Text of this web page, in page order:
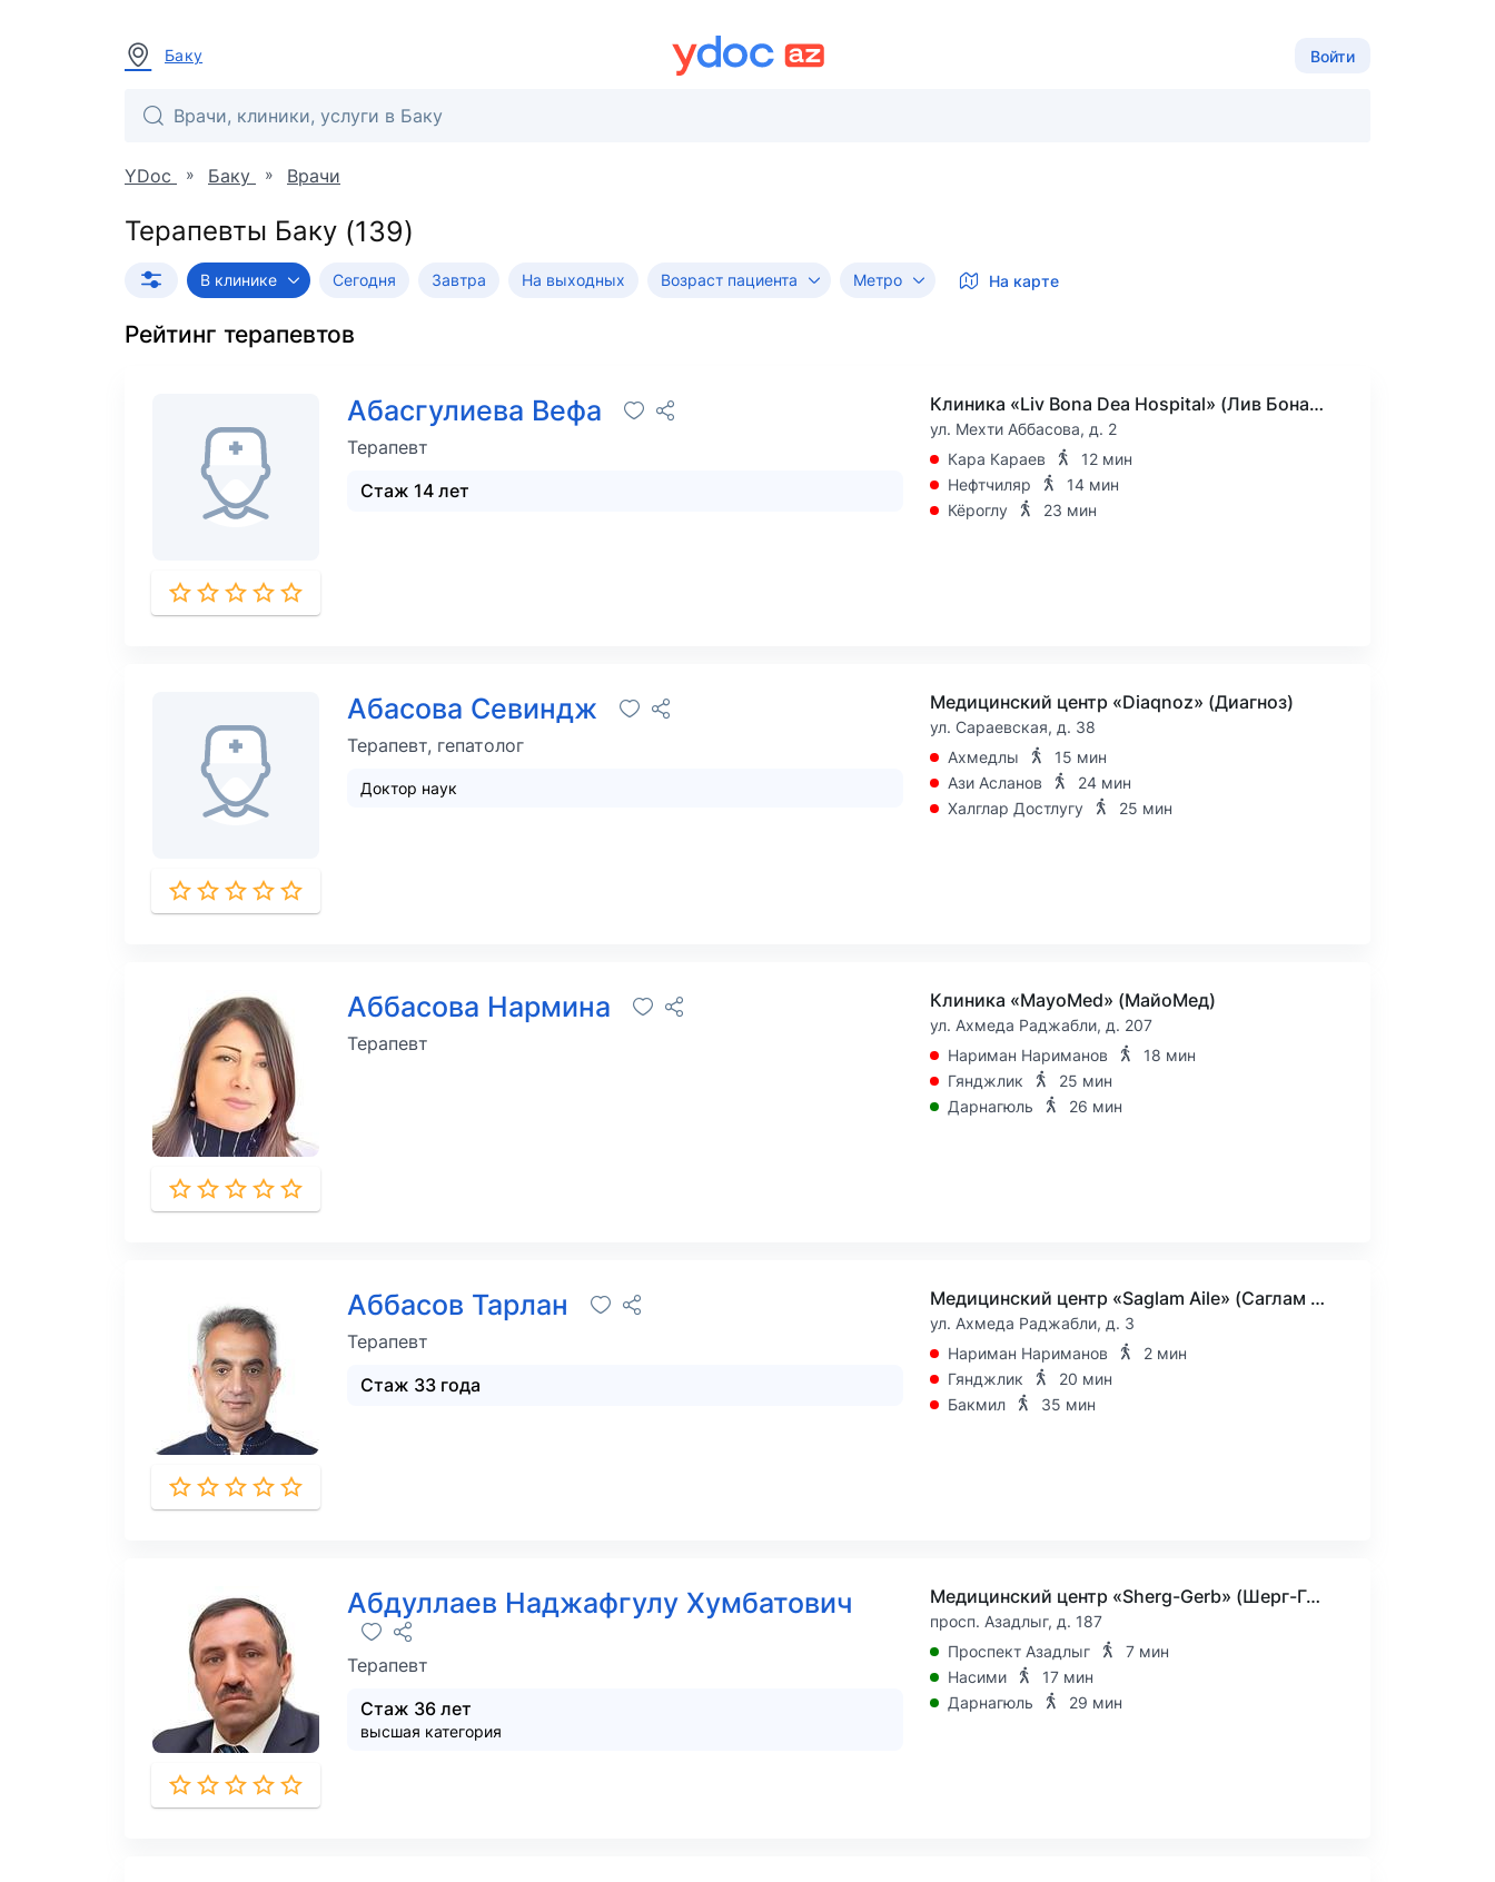
Баку Войти
YDoc » Баку » Врачи
Терапевты Баку
В клинике Сегодня Завтра На выходных Возраст пациента Метро На карте
Рейтинг терапевтов
Абасгулиева Вефа
Терапевт
Стаж 14 лет
Клиника «Liv Bona Dea Hospital» (Лив Бона Ди)
ул. Мехти Аббасова, д. 2
Кара Караев
12 мин
Нефтчиляр
14 мин
Кёроглу
23 мин
Абасова Севиндж
Терапевт, гепатолог
Доктор наук
Медицинский центр «Diaqnoz» (Диагноз)
ул. Сараевская, д. 38
Ахмедлы
15 мин
Ази Асланов
24 мин
Халглар Достлугу
25 мин
Аббасова Нармина
Терапевт
Клиника «MayoMed» (МайоМед)
ул. Ахмеда Раджабли, д. 207
Нариман Нариманов
18 мин
Гянджлик
25 мин
Дарнагюль
26 мин
Аббасов Тарлан
Терапевт
Стаж 33 года
Медицинский центр «Saglam Aile» (Саглам Аиле) на Ахмеда Раджабли
ул. Ахмеда Раджабли, д. 3
Нариман Нариманов
2 мин
Гянджлик
20 мин
Бакмил
35 мин
Абдуллаев Наджафгулу Хумбатович
Терапевт
Стаж 36 лет
высшая категория
Медицинский центр «Sherg-Gerb» (Шерг-Герб)
просп. Азадлыг, д. 187
Проспект Азадлыг
7 мин
Насими
17 мин
Дарнагюль
29 мин